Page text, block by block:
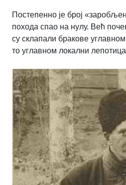
Постепенно је број
похода спао на нулу. Већ
су склапали бракове углавном
то углавном локални